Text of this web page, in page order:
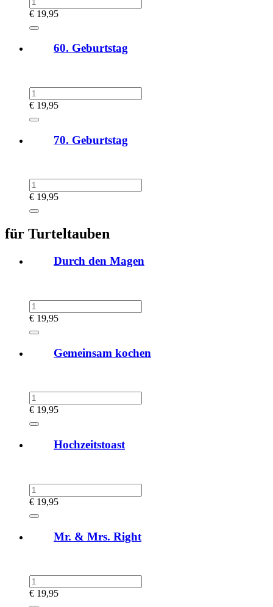
€ 19,95
60. Geburtstag
€ 19,95
70. Geburtstag
€ 19,95
für Turteltauben
Durch den Magen
€ 19,95
Gemeinsam kochen
€ 19,95
Hochzeitstoast
€ 19,95
Mr. & Mrs. Right
€ 19,95